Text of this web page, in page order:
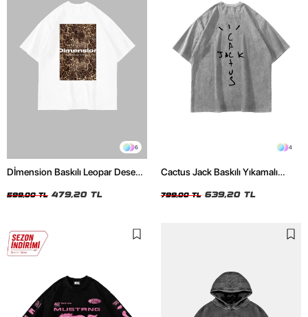
6
Dİmension Baskılı Leopar Desenli
Tshirt
599,00 TL 479,20 TL
4
Cactus Jack Baskılı Yıkamalı
799,00 TL 639,20 TL